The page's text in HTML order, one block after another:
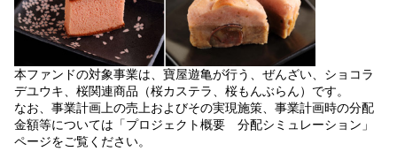
本ファンドの対象事業は、寶屋遊亀が行う、ぜんざい、ショコラ
デユウキ、桜関連商品（桜カステラ、桜もんぶらん）です。
なお、事業計画上の売上およびその実現施策、事業計画時の分配
金額等については「プロジェクト概要 分配シミュレーション」
ページをご覧ください。